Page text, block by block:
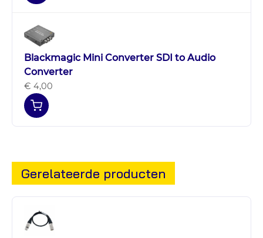
Blackmagic Mini Converter SDI to Audio
Converter
€ 4,00
Gerelateerde producten